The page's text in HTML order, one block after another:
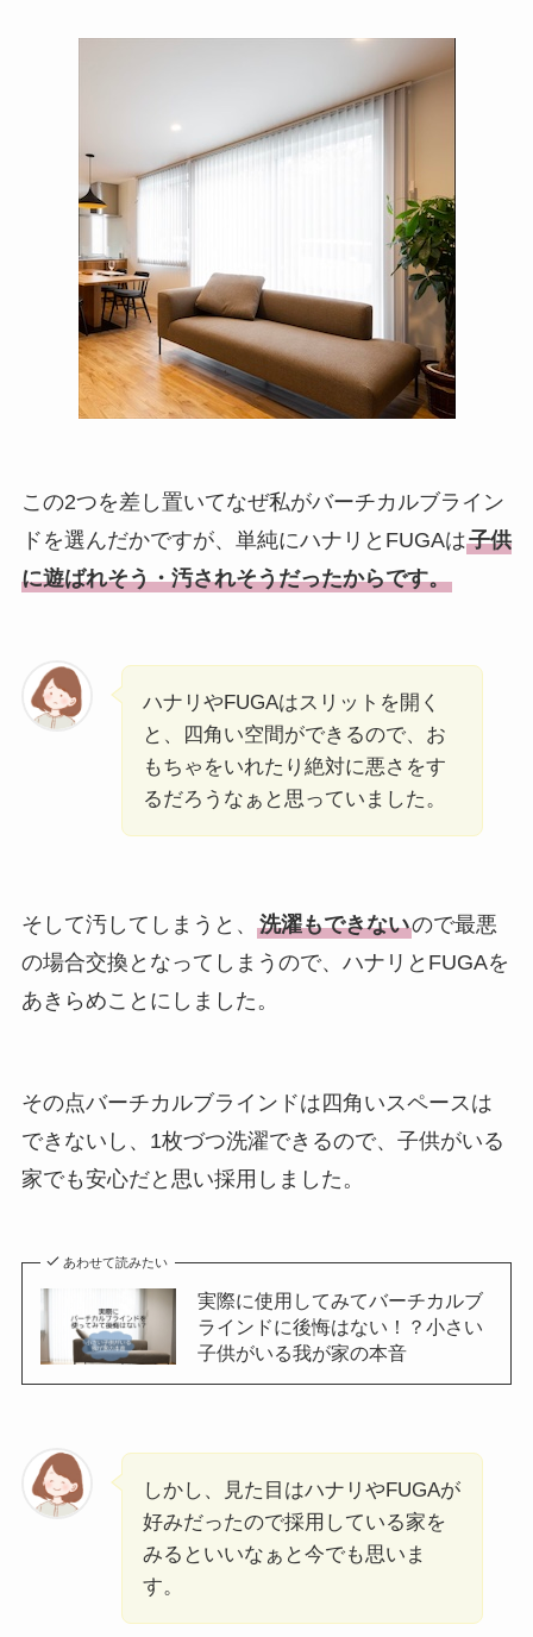
この2つを差し置いてなぜ私がバーチカルブライン
ドを選んだかですが、単純にハナリとFUGAは子供
に遊ばれそう・汚されそうだったからです。
ハナリやFUGAはスリットを開く
と、四角い空間ができるので、お
もちゃをいれたり絶対に悪さをす
るだろうなぁと思っていました。
そして汚してしまうと、 洗濯もできないので最悪
の場合交換となってしまうので、ハナリとFUGAを
あきらめことにしました。
その点バーチカルブラインドは四角いスペースは
できないし、1枚づつ洗濯できるので、子供がいる
家でも安心だと思い採用しました。
あわせて読みたい
実際に使用してみてバーチカルブ
ラインドに後悔はない！？小さい
子供がいる我が家の本音
しかし、見た目はハナリやFUGAが
好みだったので採用している家を
みるといいなぁと今でも思いま
す。